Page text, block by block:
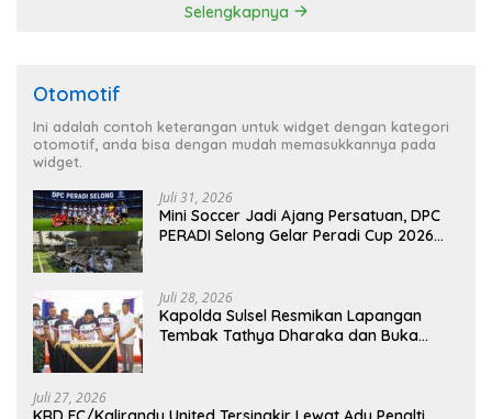
Selengkapnya
Otomotif
Ini adalah contoh keterangan untuk widget dengan kategori
otomotif, anda bisa dengan mudah memasukkannya pada
widget.
Juli 31, 2026
Mini Soccer Jadi Ajang Persatuan, DPC
PERADI Selong Gelar Peradi Cup 2026
Juli 28, 2026
Kapolda Sulsel Resmikan Lapangan
Tembak Tathya Dharaka dan Buka
Juli 27, 2026